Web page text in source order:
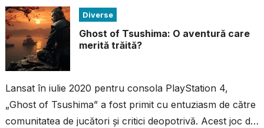
Diverse
Ghost of Tsushima: O aventură care
merită trăită?
Lansat în iulie 2020 pentru consola PlayStation 4,
„Ghost of Tsushima” a fost primit cu entuziasm de către
comunitatea de jucători și critici deopotrivă. Acest joc de